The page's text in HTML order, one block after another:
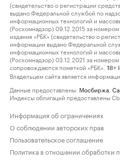
(свидетельство о регистрации
выдано Федеральной службой по
информационных технологий и
(Роскомнадзор) 09.12.2015 за
издания «РБК» (свидетельство о
информации выдано Федеральной
информационных технологий и
(Роскомнадзор) 03.12.2021 за
сопровождаются пометкой «РБК».
18+
Владельцем сайта является
Данные предоставлены: Мосбиржа
Индексы облигаций предоставлены
Информация об ограничениях
О соблюдении авторских прав
Пользовательское соглашение
Политика в отношении обработки